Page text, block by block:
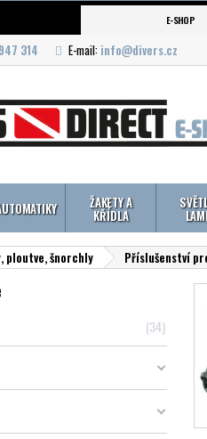
E-SHOP
314 E-mail: info@divers.cz
ŽAKETY A
KŘÍDLA
ploutve, šnorchly Příslušenství
34